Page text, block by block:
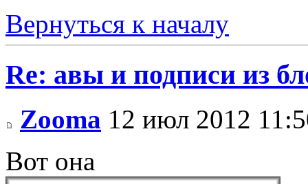
Вернуться к началу
Re: авы и подписи из
Zooma 12 июл 2012
Вот она